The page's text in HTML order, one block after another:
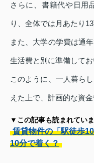
さらに、書籍代や日用
り、全体では月あたり
また、大学の学費は通
生活費と別に準備して
このように、一人暮ら
えた上で、計画的な資金
▼この記事も読まれてい
賃貸物件の「駅徒歩
10分で着く？